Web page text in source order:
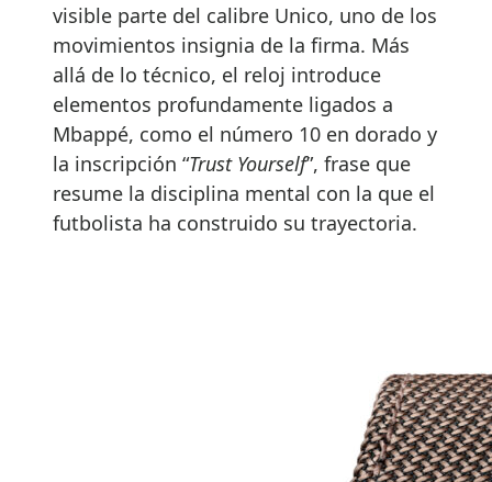
visible parte del calibre Unico, uno de los
movimientos insignia de la firma. Más
allá de lo técnico, el reloj introduce
elementos profundamente ligados a
Mbappé, como el número 10 en dorado y
la inscripción “Trust Yourself”, frase que
resume la disciplina mental con la que el
futbolista ha construido su trayectoria.